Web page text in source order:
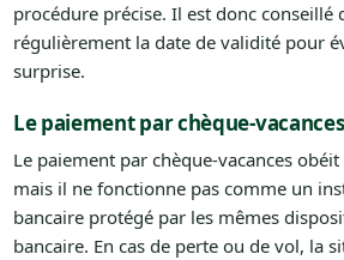
procédure précise. Il est donc conseillé
régulièrement la date de validité pour
surprise.
Le paiement par chèque-
Le paiement par chèque-vacances
mais il ne fonctionne pas comme un
bancaire protégé par les mêmes
bancaire. En cas de perte ou de vol, la